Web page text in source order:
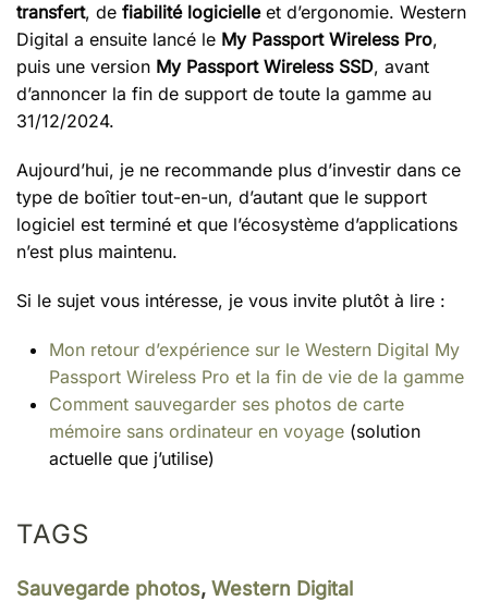
transfert, de fiabilité logicielleet d’ergonomie. Western
Digital a ensuite lancé le My Passport Wireless Pro,
puis une version My Passport Wireless SSD, avant
d’annoncer la fin de support de toute la gamme au
31/12/2024.
Aujourd’hui, je ne recommande plus d’investir dans ce
type de boîtier tout-en-un, d’autant que le support
logiciel est terminé et que l’écosystème d’applications
n’est plus maintenu.
Si le sujet vous intéresse, je vous invite plutôt à lire :
Mon retour d’expérience sur le Western Digital My
Passport Wireless Pro et la fin de vie de la gamme
Comment sauvegarder ses photos de carte
mémoire sans ordinateur en voyage (solution
actuelle que j’utilise)
TAGS
Sauvegarde photos, Western Digital